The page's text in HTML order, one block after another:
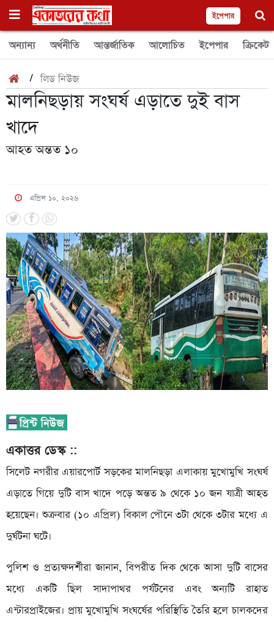
ইপেপার
অন্যান্য অর্থনীতি আন্তর্জাতিক আলোচিত ইপেপার ক্রিকেট
/লিড নিউজ
মালনিছড়ায় সংঘর্ষ এড়াতে দুই বাস
খাদে
আহত অন্তত ১০
এপ্রিল ১০, ২০২৬
একাত্তর ডেস্ক ::
সিলেট নগরীর এয়ারপোর্ট সড়কের মালনিছড়া এলাকায় মুখোমুখি সংঘর্ষ
এড়াতে গিয়ে দুটি বাস খাদে পড়ে অন্তত ৯ থেকে ১০ জন যাত্রী আহত
হয়েছেন। শুক্রবার (১০ এপ্রিল) বিকাল পৌনে ৩টা থেকে ৩টার মধ্যে এ
দুর্ঘটনা ঘটে।
পুলিশ ও প্রত্যক্ষদর্শীরা জানান, বিপরীত দিক থেকে আসা দুটি বাসের
মধ্যে একটি ছিল সাদাপাথর পর্যটনের এবং অন্যটি রাহাত
এন্টারপ্রাইজের। প্রায় মুখোমুখি সংঘর্ষের পরিস্থিতি তৈরি হলে চালকদের